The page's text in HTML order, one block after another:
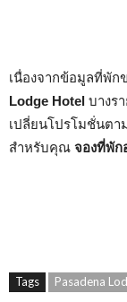
เนื่องจากข้อมูลที่พัก
Lodge Hotel บางร
เปลี่ยนโปรโมชั่นตา
สำหรับคุณ จองที่พัก
Tags Pasadena